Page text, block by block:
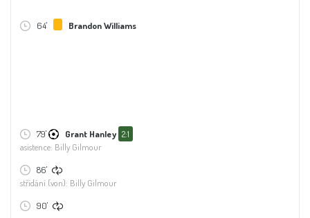
64' Brandon Williams
79' Grant Hanley 2:1
asistence: Billy Gilmour
86'
střídání (von): Billy Gilmour
90'